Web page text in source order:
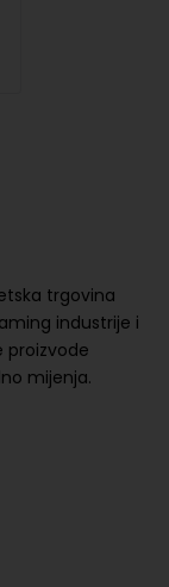
trgovina
industrije i
proizvode
mijenja.